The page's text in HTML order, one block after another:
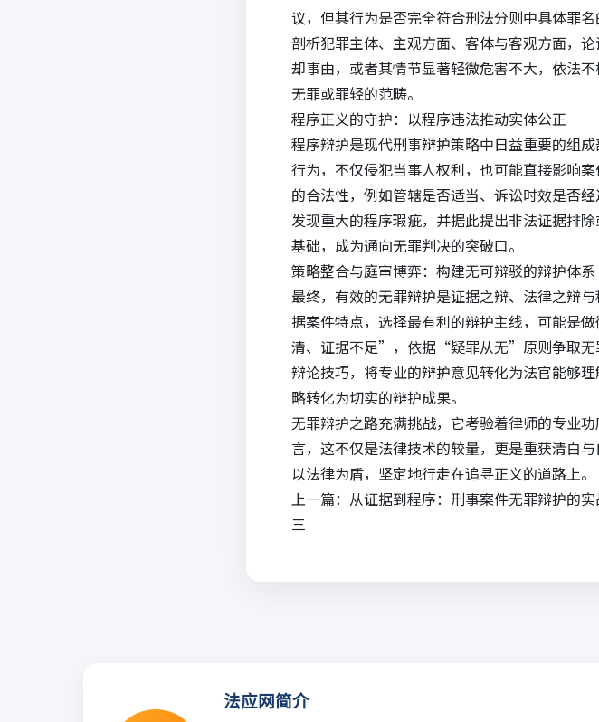
议，但其行为是否完全符合刑法分则中具体罪
剖析犯罪主体、主观方面、客体与客观方面，
却事由，或者其情节显著轻微危害不大，依法
无罪或罪轻的范畴。
程序正义的守护：以程序违法推动实体公正
程序辩护是现代刑事辩护策略中日益重要的组
行为，不仅侵犯当事人权利，也可能直接影响
的合法性，例如管辖是否适当、诉讼时效是否
发现重大的程序瑕疵，并据此提出非法证据排
基础，成为通向无罪判决的突破口。
策略整合与庭审博弈：构建无可辩驳的辩护体系
最终，有效的无罪辩护是证据之辩、法律之辩
据案件特点，选择最有利的辩护主线，可能
清、证据不足”，依据“疑罪从无”原则争取无
辩论技巧，将专业的辩护意见转化为法官能够
略转化为切实的辩护成果。
无罪辩护之路充满挑战，它考验着律师的专业
言，这不仅是法律技术的较量，更是重获清白
以法律为盾，坚定地行走在追寻正义的道路上。
上一篇： 从证据到程序：刑事案件无罪辩护的
三
法应网简介